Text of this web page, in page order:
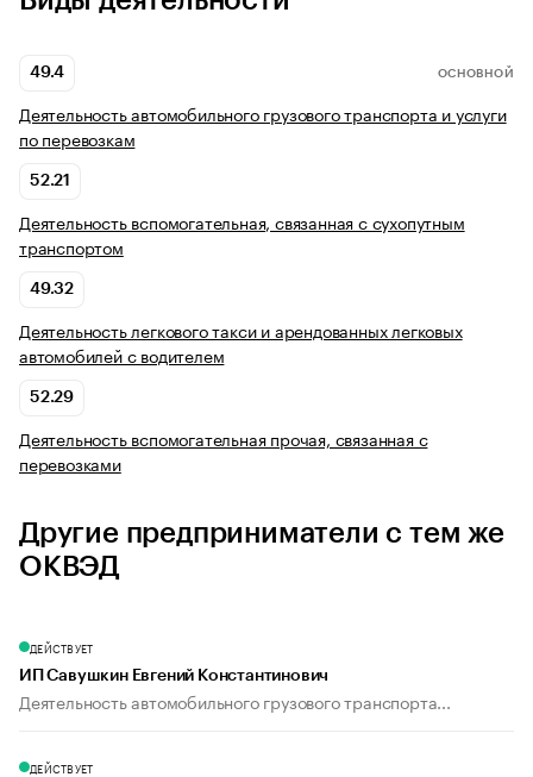
49.4 ОСНОВНОЙ
Деятельность автомобильного грузового транспорта и услуги
по перевозкам
52.21
Деятельность вспомогательная, связанная с сухопутным
транспортом
49.32
Деятельность легкового такси и арендованных легковых
автомобилей с водителем
52.29
Деятельность вспомогательная прочая, связанная с
перевозками
Другие предприниматели с тем же
ОКВЭД
ДЕЙСТВУЕТ
ИП Савушкин Евгений Константинович
Деятельность автомобильного грузового транспорта...
ДЕЙСТВУЕТ